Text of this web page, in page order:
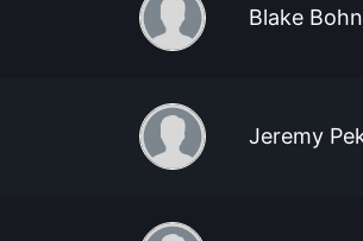
Blake Bohn
Jeremy